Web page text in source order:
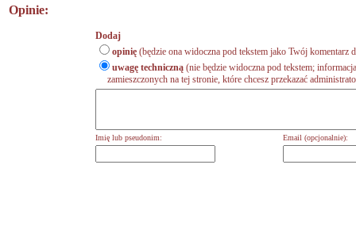
Opinie:
Dodaj
opinię (będzie ona widoczna pod tekstem jako Twój komentarz
uwagę techniczną (nie będzie widoczna pod tekstem;
zamieszczonych na tej stronie, które chcesz przekazać
Imię lub pseudonim: Email (opcjonalnie):